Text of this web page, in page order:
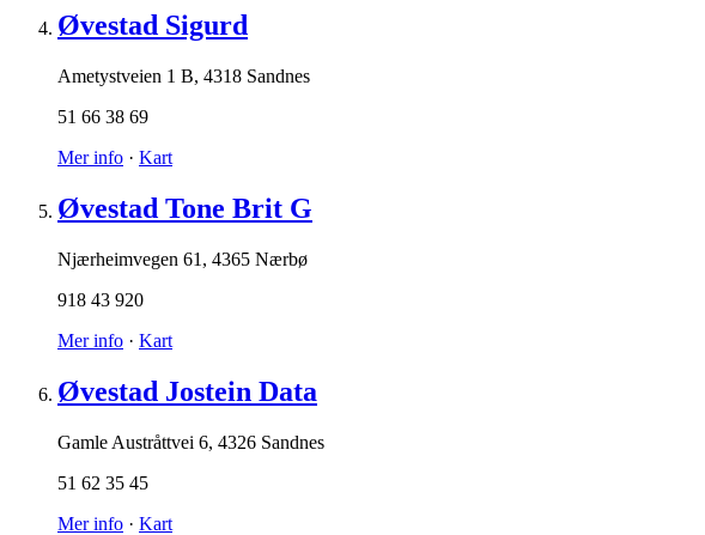
Øvestad Sigurd
Ametystveien 1 B, 4318 Sandnes
51 66 38 69
Mer info · Kart
Øvestad Tone Brit G
Njærheimvegen 61 , 4365 Nærbø
918 43 920
Mer info · Kart
Øvestad Jostein Data
Gamle Austråttvei 6, 4326 Sandnes
51 62 35 45
Mer info · Kart